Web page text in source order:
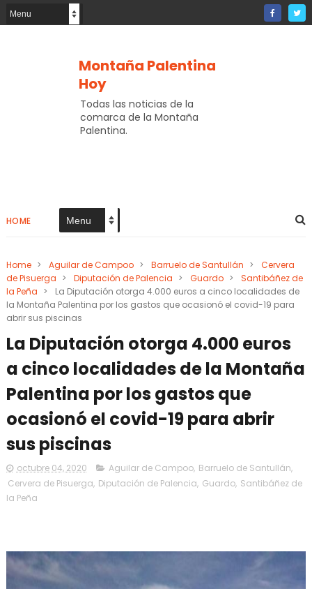
Montaña Palentina
Hoy
Todas las noticias de la
comarca de la Montaña
Palentina.
HOME
Home > Aguilar de Campoo > Barruelo de Santullán >
Cervera
de Pisuerga > Diputación de Palencia > Guardo >
Santibáñez de
la Peña >
La Diputación otorga 4.000 euros a cinco localidades de
la Montaña Palentina por los gastos que ocasionó el covid-19 para
abrir sus piscinas
La Diputación otorga 4.000 euros
a cinco localidades de la Montaña
Palentina por los gastos que
ocasionó el covid-19 para abrir
sus piscinas
octubre 04, 2020 Aguilar de Campoo, Barruelo de Santullán,
Cervera de Pisuerga, Diputación de Palencia, Guardo, Santibáñez de
la Peña